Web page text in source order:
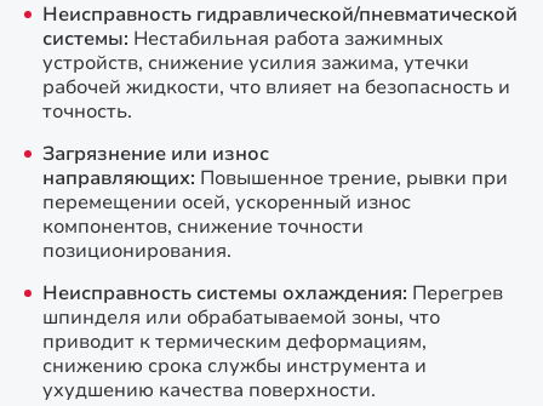
Неисправность гидравлической/пневматической
системы: Нестабильная работа зажимных
устройств, снижение усилия зажима, утечки
рабочей жидкости, что влияет на безопасность и
точность.
Загрязнение или износ
направляющих: Повышенное трение, рывки при
перемещении осей, ускоренный износ
компонентов, снижение точности
позиционирования.
Неисправность системы охлаждения: Перегрев
шпинделя или обрабатываемой зоны, что
приводит к термическим деформациям,
снижению срока службы инструмента и
ухудшению качества поверхности.